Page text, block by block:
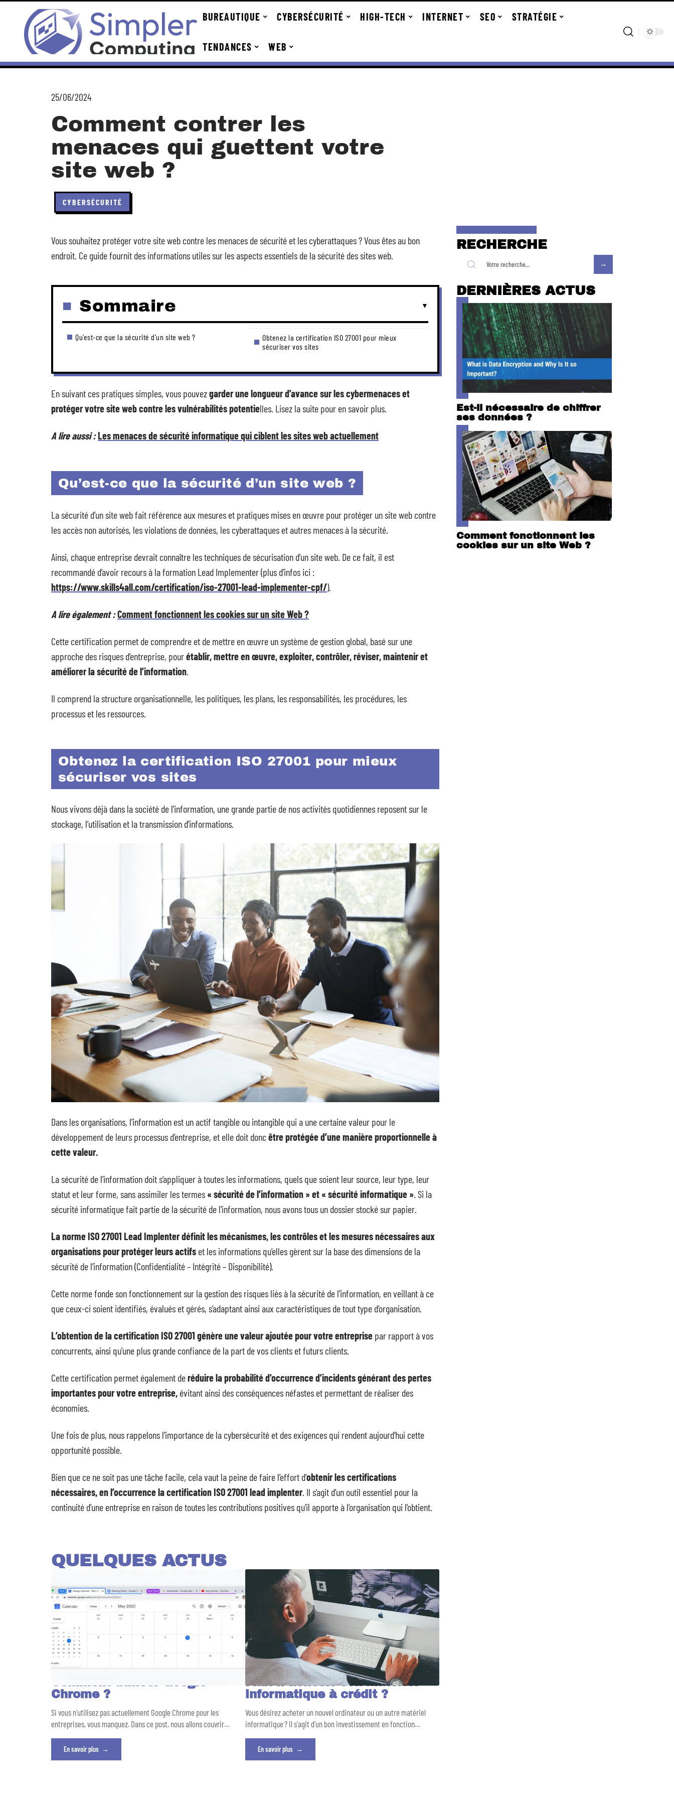
BUREAUTIQUE CYBERSÉCURITÉ HIGH-TECH INTERNET SEO STRATÉGIE
TENDANCES WEB
25/06/2024
Comment contrer les
menaces qui guettent votre
site web ?
CYBERSÉCURITÉ
Vous souhaitez protéger votre site web contre les menaces de sécurité et les cyberattaques ? Vous êtes au bon
endroit. Ce guide fournit des informations utiles sur les aspects essentiels de la sécurité des sites web.
Sommaire
Qu’est-ce que la sécurité d’un site web ?
Obtenez la certification ISO 27001 pour mieux
sécuriser vos sites
En suivant ces pratiques simples, vous pouvezgarder une longueur d’avance sur les cybermenaces et
protéger votre site web contre les vulnérabilités potentielles. Lisez la suite pour en savoir plus.
A lire aussi :Les menaces de sécurité informatique qui ciblent les sites web actuellement
Qu’est-ce que la sécurité d’un site web ?
La sécurité d’un site web fait référence aux mesures et pratiques mises en œuvre pour protéger un site web contre
les accès non autorisés, les violations de données, les cyberattaques et autres menaces à la sécurité.
Ainsi, chaque entreprise devrait connaître les techniques de sécurisation d’un site web. De ce fait, il est
recommandé d’avoir recours à la formation Lead Implementer (plus d’infos ici :
https://www.skills4all.com/certification/iso-27001-lead-implementer-cpf/).
A lire également :Comment fonctionnent les cookies sur un site Web ?
Cette certification permet de comprendre et de mettre en œuvre un système de gestion global, basé sur une
approche des risques d’entreprise, pourétablir, mettre en œuvre, exploiter, contrôler, réviser, maintenir et
améliorer la sécurité de l’information.
Il comprend la structure organisationnelle, les politiques, les plans, les responsabilités, les procédures, les
processus et les ressources.
Obtenez la certification ISO 27001 pour mieux
sécuriser vos sites
Nous vivons déjà dans la société de l’information, une grande partie de nos activités quotidiennes reposent sur le
stockage, l’utilisation et la transmission d’informations.
Dans les organisations, l’information est un actif tangible ou intangible qui a une certaine valeur pour le
développement de leurs processus d’entreprise, et elle doit doncêtre protégée d’une manière proportionnelle à
cette valeur.
La sécurité de l’information doit s’appliquer à toutes les informations, quels que soient leur source, leur type, leur
statut et leur forme, sans assimiler les termes « sécurité de l’information » et « sécurité informatique ». Si la
sécurité informatique fait partie de la sécurité de l’information, nous avons tous un dossier stocké sur papier.
La norme ISO 27001 Lead Implenter définit les mécanismes, les contrôles et les mesures nécessaires aux
organisations pour protéger leurs actifs et les informations qu’elles gèrent sur la base des dimensions de la
sécurité de l’information (Confidentialité – Intégrité – Disponibilité).
Cette norme fonde son fonctionnement sur la gestion des risques liés à la sécurité de l’information, en veillant à ce
que ceux-ci soient identifiés, évalués et gérés, s’adaptant ainsi aux caractéristiques de tout type d’organisation.
L’obtention de la certification ISO 27001 génère une valeur ajoutée pour votre entreprise par rapport à vos
concurrents, ainsi qu’une plus grande confiance de la part de vos clients et futurs clients.
Cette certification permet également deréduire la probabilité d’occurrence d’incidents générant des pertes
importantes pour votre entreprise, évitant ainsi des conséquences néfastes et permettant de réaliser des
économies.
Une fois de plus, nous rappelons l’importance de la cybersécurité et des exigences qui rendent aujourd’hui cette
opportunité possible.
Bien que ce ne soit pas une tâche facile, cela vaut la peine de faire l’effort d’obtenir les certifications
nécessaires, en l’occurrence la certification ISO 27001 lead implenter. Il s’agit d’un outil essentiel pour la
continuité d’une entreprise en raison de toutes les contributions positives qu’il apporte à l’organisation qui l’obtient.
QUELQUES ACTUS
Comment utiliser Google
Chrome ?
Si vous n'utilisez pas actuellement Google Chrome pour les
entreprises, vous manquez. Dans ce post, nous allons couvrir…
En savoir plus
Faut-il acheter son matériel
informatique à crédit ?
Vous désirez acheter un nouvel ordinateur ou un autre matériel
informatique ? Il s'agit d'un bon investissement en fonction…
En savoir plus
RECHERCHE
DERNIÈRES ACTUS
Est-il nécessaire de chiffrer
ses données ?
Comment fonctionnent les
cookies sur un site Web ?